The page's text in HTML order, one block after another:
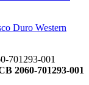
Duro Western
2060-701293-001